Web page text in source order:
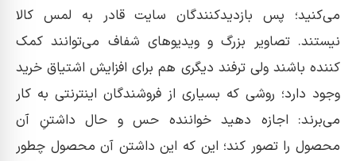
می‌کنید؛ پس بازدیدکنندگان سایت قادر به لمس کالا
نیستند. تصاویر بزرگ و ویدیو‌های شفاف می‌توانند کمک
کننده باشند ولی ترفند دیگری هم برای افزایش اشتیاق خرید
وجود دارد؛ روشی که بسیاری از فروشندگان اینترنتی به کار
می‌برند: اجازه دهید خواننده حس و حال داشتنِ آن
محصول را تصور کند؛ این که این داشتن آن محصول چطور